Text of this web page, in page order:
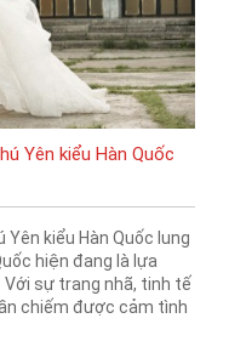
Yên kiểu Hàn Quốc
Yên kiểu Hàn Quốc lung
hiện đang là lựa
sự trang nhã, tinh tế
chiếm được cảm tình